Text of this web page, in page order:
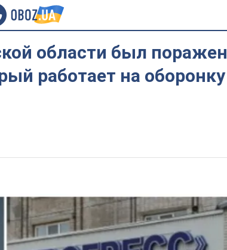
области был поражен
работает на оборонку